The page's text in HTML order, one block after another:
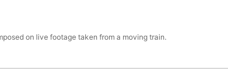
on live footage taken from a moving train.